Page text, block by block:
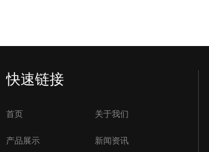
快速链接
首页 关于我们
产品展示 新闻资讯